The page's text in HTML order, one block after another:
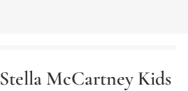
Stella McCartney Kids